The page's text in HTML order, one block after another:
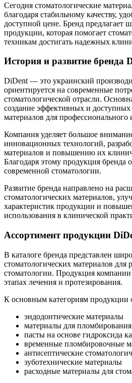
Сегодня стоматологические
благодаря стабильному качеству,
доступной цене. Бренд предлагает
продукции, которая помогает
техникам достигать надежных
История и развитие бренда
DiDent — это украинский
ориентируется на современные
стоматологической отрасли.
создание эффективных и доступных
материалов для профессионального
Компания уделяет большое
инновационных технологий,
материалов и повышению их
Благодаря этому продукция бренда
современной стоматологии.
Развитие бренда направлено на
стоматологических материалов,
характеристик продукции и
использования в клинической
Ассортимент продукции
В каталоге бренда представлен
стоматологических материалов для
стоматологии. Продукция компании
этапах лечения и протезирования.
К основным категориям продукции
эндодонтические материалы
материалы для
пасты на основе гидроксида
временные пломбировочные
антисептические
зуботехнические материалы
расходные материалы для